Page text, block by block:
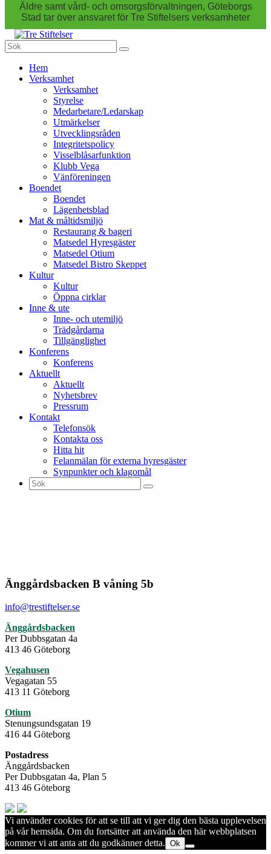
Äldre samt vård- och omsorgsförvaltningen, Göteborgs
Stad tar över ansvaret för Tre Stiftelsers verksamheter
Sök
efter:
vidare
Hem
Verksamhet
Verksamhet
Styrelse
Medarbetare/Ledarskap
Utmärkelser
Utvecklingsråden
Integritetspolicy
Visselblåsarfunktion
Klubb Vega
Vänföreningen
Boendet
Boendet
Lägenhetsblad
Mat & måltidsmiljö
Restaurang & bageri
Matsedel Hyresgäster
Matsedel Otium
Matsedel Bistro Skeppet
Kultur
Kultur
Öppna cirklar
Inne & ute
Inne- och utemiljö
Trädgårdarna
Tillgänglighet
Konferens
Konferens
Aktuellt
Aktuellt
Nyhetsbrev
Pressrum
Kontakt
Telefonsök
Kontakta oss
Hitta hit
Felanmälan för externa hyresgäster
Synpunkter och klagomål
Sök
efter:
Änggårdsbacken B våning 5b
info@trestiftelser.se
Änggårdsbacken
Per Dubbsgatan 4a
413 46 Göteborg
Vegahusen
Vegagatan 55
413 11 Göteborg
Otium
Stenungsundsgatan 19
416 44 Göteborg
Postadress
Änggårdsbacken
Per Dubbsgatan 4a, Plan 5
413 46 Göteborg
Vi använder cookies för att se till att vi ger dig den bästa upplevelsen
på vår hemsida. Om du fortsätter att använda den här webbplatsen
kommer vi att anta att du godkänner detta. Ok